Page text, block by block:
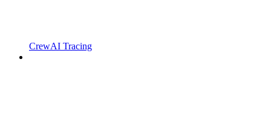
CrewAI Tracing